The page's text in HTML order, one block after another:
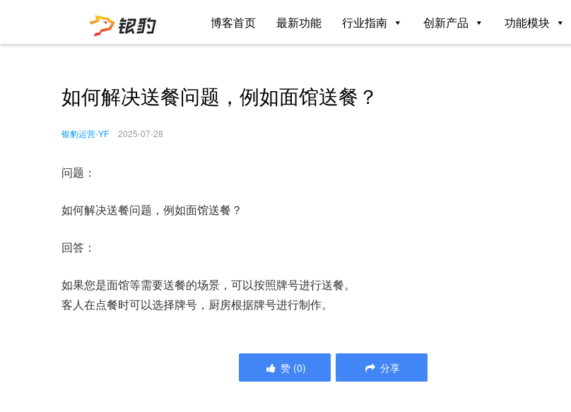
博客首页 最新功能 行业指南 创新产品 功能模块
如何解决送餐问题，例如面馆送餐？
银豹运营-YF 2025-07-28
问题：
如何解决送餐问题，例如面馆送餐？
回答：
如果您是面馆等需要送餐的场景，可以按照牌号进行送餐。
客人在点餐时可以选择牌号，厨房根据牌号进行制作。
赞 (0) 分享